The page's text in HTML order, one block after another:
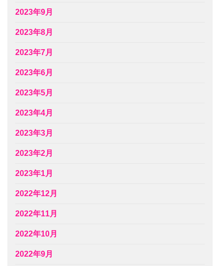
2023年9月
2023年8月
2023年7月
2023年6月
2023年5月
2023年4月
2023年3月
2023年2月
2023年1月
2022年12月
2022年11月
2022年10月
2022年9月